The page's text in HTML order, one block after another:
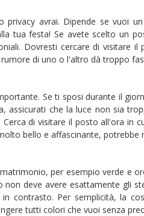
privacy avrai. Dipende se vuoi
tua festa! Se avete scelto un
Dovresti cercare di visitare
di uno o l'altro dà troppo
Se ti sposi durante il
assicurati che la luce non sia
di visitare il posto all'ora in
bello e affascinante, potrebbe
per esempio verde e
deve avere esattamente gli
contrasto. Per semplicità, la
tutti colori che vuoi senza